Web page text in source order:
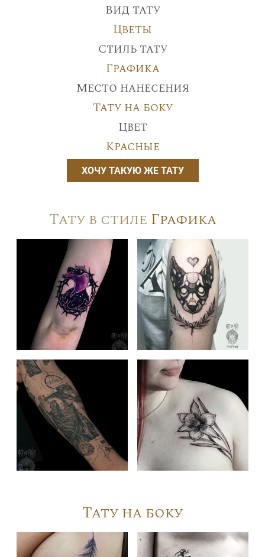
Вид тату
Цветы
Стиль тату
Графика
Место нанесения
Тату на боку
Цвет
Красные
ХОЧУ ТАКУЮ ЖЕ ТАТУ
Тату в стиле Графика
Тату на боку